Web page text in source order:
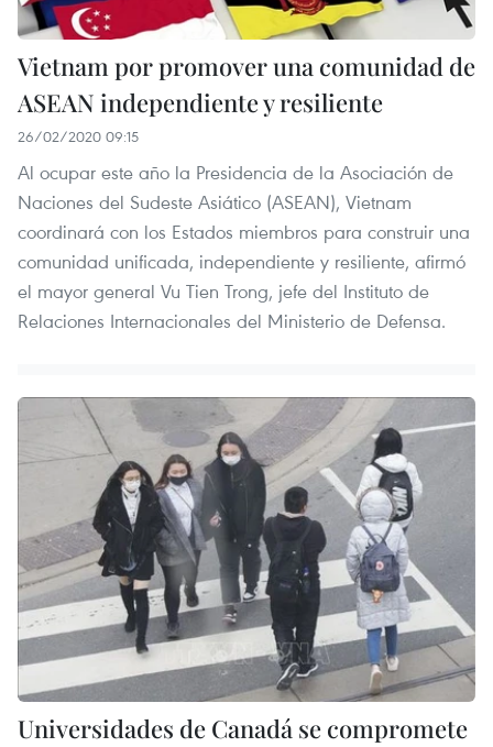
Vietnam por promover una comunidad de
ASEAN independiente y resiliente
26/02/2020 09:15
Al ocupar este año la Presidencia de la Asociación de
Naciones del Sudeste Asiático (ASEAN), Vietnam
coordinará con los Estados miembros para construir una
comunidad unificada, independiente y resiliente, afirmó
el mayor general Vu Tien Trong, jefe del Instituto de
Relaciones Internacionales del Ministerio de Defensa.
Universidades de Canadá se compromete